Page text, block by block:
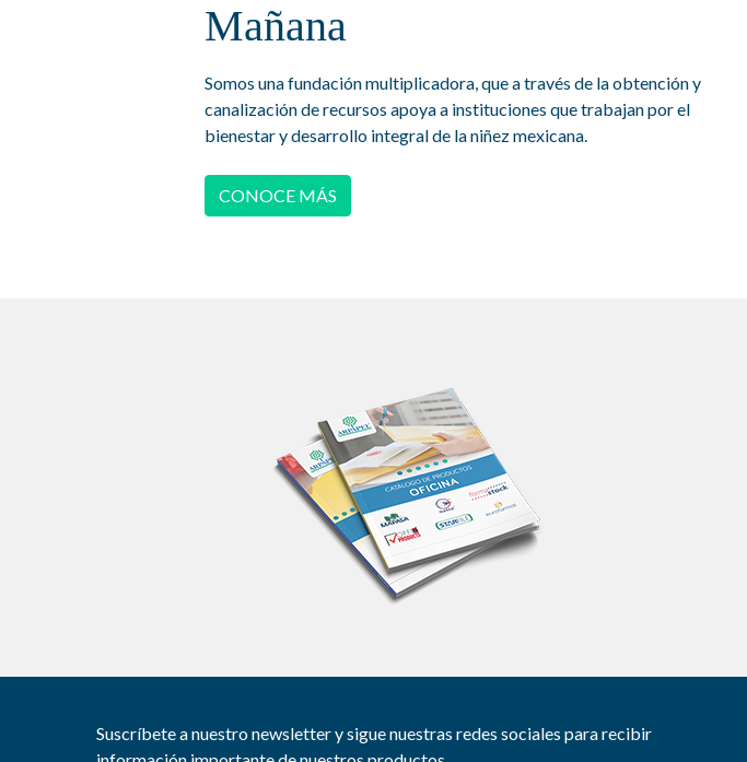
Mañana
Somos una fundación multiplicadora, que a través de la obtención y
canalización de recursos apoya a instituciones que trabajan por el
bienestar y desarrollo integral de la niñez mexicana.
CONOCE MÁS
Suscríbete a nuestro newsletter y sigue nuestras redes sociales para recibir